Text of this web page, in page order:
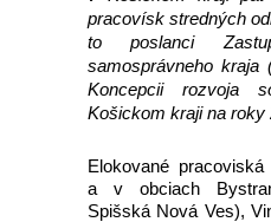
pracovísk stredných
to poslanci
samosprávneho kraja
Koncepcii rozvoja
Košickom kraji na roky
Elokované
a v obciach
Spišská Nová Ves),